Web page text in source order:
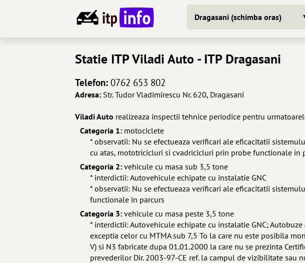
Dragasani (schimba oras)
Statie ITPViladi Auto - ITP Dragasani
Telefon: 0762 653 802
Adresa: Str. Tudor Vladimirescu Nr. 620, Dragasani
Viladi Auto realizeaza inspectii tehnice periodice pentru
Categoria 1: motociclete
* observatii: Nu se efectueaza verificari ale eficacitatii
cu atas, mototricicluri si cvadricicluri prin probe functionale in
Categoria 2: vehicule cu masa sub 3,5 tone
* interdictii: Autovehicule echipate cu instalatie GNC
* observatii: Nu se efectueaza verificari ale eficacitatii
functionale in parcurs
Categoria 3: vehicule cu masa peste 3,5 tone
* interdictii: Autovehicule echipate cu instalatie GNC;
exceptia celor cu MTMA sub 7,5 To la care nu este posibila
V) si N3 fabricate dupa 01.01.2000 la care nu se prezinta
prevederilor Dir. 2003-97-CE ref. la campul de vizibilitate sau